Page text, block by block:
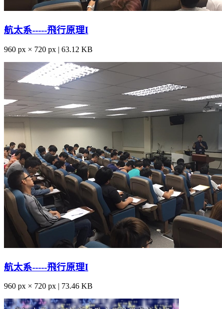
航太系-----飛行原理I
960 px × 720 px | 63.12 KB
航太系-----飛行原理I
960 px × 720 px | 73.46 KB